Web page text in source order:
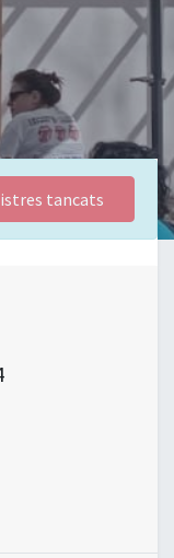
tancats